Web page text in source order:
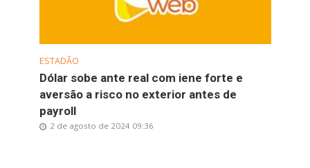
ESTADÃO
Dólar sobe ante real com iene forte e
aversão a risco no exterior antes de
payroll
2 de agosto de 2024 09:36